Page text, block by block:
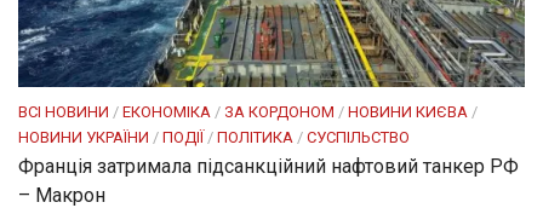
ВСІ НОВИНИ / ЕКОНОМІКА / ЗА КОРДОНОМ / НОВИНИ КИЄВА /
НОВИНИ УКРАЇНИ / ПОДІЇ / ПОЛІТИКА / СУСПІЛЬСТВО
Франція затримала підсанкційний нафтовий танкер РФ
– Макрон